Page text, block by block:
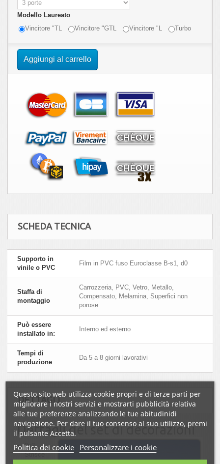
Modello Laureato
Vincitore "TL
Vincitore "GTL Vincitore "L Turbo
Aggiungi al carrello
SCHEDA TECNICA
Supporto in
vinile o PVC
Film in PVC fuso Euroclasse B-s1, d0
Staffa di
montaggio
Carrozzeria, PVC, Vetro, Metallo,
Compensato, Melamina, Superfici non
porose
Può essere
installato in:
Interno ed esterno
Tempi di
produzione
Da 5 a 8 giorni lavorativi
DETTAGLI
Dettagli del set di decorazioni
2x2
Strisce
Questo sito web utilizza cookie propri e di terze parti per
migliorare i nostri servizi e mostrarti pubblicità relativa
alle tue preferenze analizzando le tue abitudinidi
navigazione. Per dare il tuo consenso al suo utilizzo, premi
il pulsante Accetta.
Politica dei cookie Personalizzare i cookie